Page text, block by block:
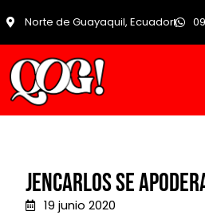
Norte de Guayaquil, Ecuador
JenCarlos se
19 junio 2020